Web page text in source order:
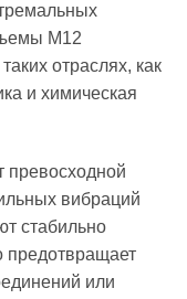
M12
отраслях, как
и химическая
превосходной
вибраций
стабильно
предотвращает
или